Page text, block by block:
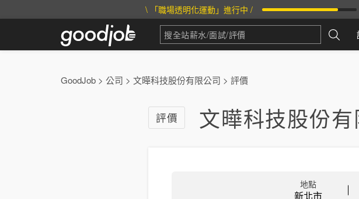
\ 「職場透明化運動」進行中 /
GoodJob > 公司 > 文曄科技股份有限公司 > 評價
評價 文曄科技股份
地點
新北市